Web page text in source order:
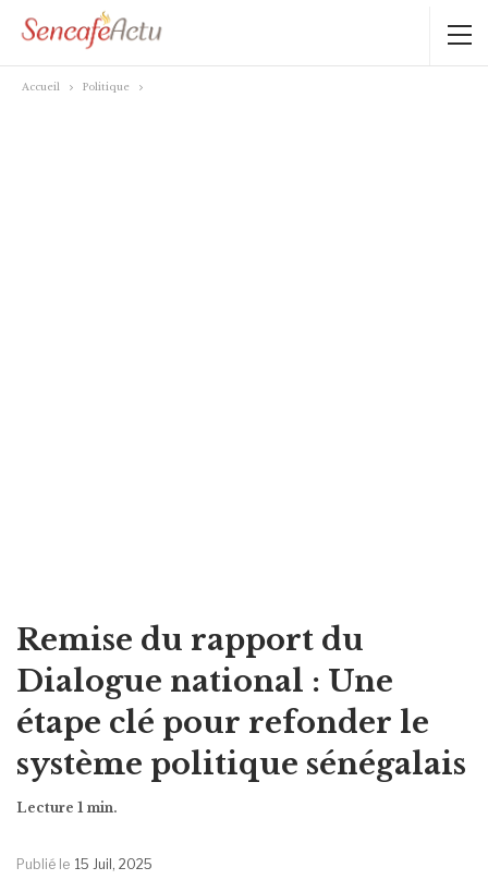
Accueil Politique
Remise du rapport du
Dialogue national : Une
étape clé pour refonder le
système politique sénégalais
Publié le 15 Juil, 2025